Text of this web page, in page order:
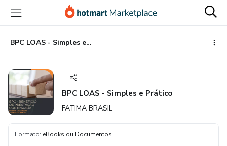
para
conteúdo
principal
para
pagamento
para
rodapé
BPC LOAS - Simples e Prático
BPC LOAS - Simples e Prático
FATIMA BRASIL
Formato: eBooks ou Documentos